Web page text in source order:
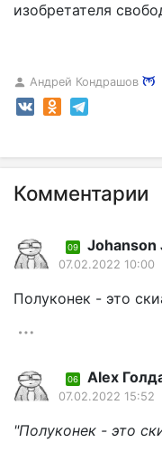
изобретателя
Андрей Кондрашов
Комментарии
09 Johanson
07.02.2022 10:00
Полуконек - это
06 Alex
07.02.2022 15:52
"Полуконек - это